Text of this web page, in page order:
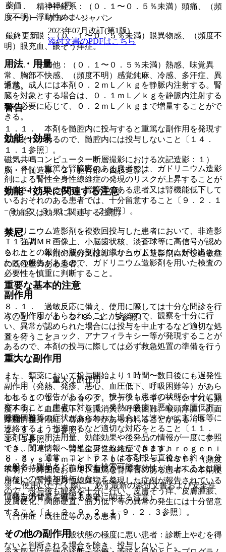
５）． 精神神経系：（０．１〜０．５％未満）頭痛、（頻
度不明）浮動性めまい。
６）． 眼：（０．１〜０．５％未満）眼異物感、（頻度不
明）眼充血、眼そう痒症。
７）． その他：（０．１〜０．５％未満）熱感、味覚異
常、胸部不快感、（頻度不明）感覚鈍麻、冷感、多汗症、異
常感。
警告
１．１． 本剤を髄腔内に投与すると重篤な副作用を発現す
るおそれがあるので、髄腔内には投与しないこと〔１４．
１．１参照〕。
１．２． 重篤な腎障害のある患者では、ガドリニウム造影
剤による腎性全身性線維症の発現のリスクが上昇することが
報告されているので、腎障害のある患者又は腎機能低下して
いるおそれのある患者では、十分留意すること〔９．２．１
−９．２．３、１１．１．２参照〕。
禁忌
２．１． 本剤の成分又はガドリニウム造影剤に対し過敏症
の既往歴のある患者。
重要な基本的注意
８．１． 過敏反応に備え、使用に際しては十分な問診を行
うこと〔９．１．２−９．１．５参照〕。
８．２． ショック、アナフィラキシー等が発現することが
あるので、本剤の投与に際しては必ず救急処置の準備を行う
こと。
また、類薬において投与開始より１時間〜数日後にも遅発性
副作用（発熱、発疹、悪心、血圧低下、呼吸困難等）があら
われるとの報告があるので、投与後も患者の状態を十分に観
察すること。患者に対して、発熱、発疹、悪心、血圧低下、
呼吸困難等の症状があらわれた場合には速やかに主治医等に
連絡するよう指導するなど適切な対応をとること〔１１．
１．１参照〕。
８．３． 通常、コントラストは本剤投与直後から約４５分
後まで持続する。追加投与によって有効性が向上するとは限
らないので追加投与しないこと。
（特定の背景を有する患者に関する注意）
（合併症・既往歴等のある患者）
９．１．１． 一般状態の極度に悪い患者：診断上やむを得
ないと判断される場合を除き、投与しないこと。
薬価
3474円
メーカー
ゲルベ・ジャパン
最終更新
2023年07月改訂(第1版)
添付文書のPDFはこちら
用法・用量
通常、成人には本剤０．２ｍＬ／ｋｇを静脈内注射する。腎
臓を対象とする場合は、０．１ｍＬ／ｋｇを静脈内注射する
が、必要に応じて、０．２ｍＬ／ｋｇまで増量することがで
きる。
効能・効果
磁気共鳴コンピューター断層撮影における次記造影：１）
脳・脊髄造影、２）躯幹部・四肢造影。
効能・効果に関連する注意
（効能又は効果に関連する注意）
ガドリニウム造影剤を複数回投与した患者において、非造影
Ｔ１強調ＭＲ画像上、小脳歯状核、淡蒼球等に高信号が認め
られたとの報告や脳の剖検組織からガドリニウムが検出され
たとの報告があるので、ガドリニウム造影剤を用いた検査の
必要性を慎重に判断すること。
副作用
次の副作用があらわれることがあるので、観察を十分に行
い、異常が認められた場合には投与を中止するなど適切な処
置を行うこと。
重大な副作用
１１．１． 重大な副作用
１１．１．１． ショック、アナフィラキシー（いずれも頻
度不明）：血圧低下、意識消失、呼吸困難、喉頭浮腫、顔面
浮腫、全身潮紅、蕁麻疹等があらわれることがある〔８．
２、９．１．２参照〕。
１１．１．２． 腎性全身性線維症（Ｎｅｐｈｒｏｇｅｎｉ
ｃ Ｓｙｓｔｅｍｉｃ Ｆｉｂｒｏｓｉｓ、ＮＳＦ）（頻度
不明）：外国において、重篤な腎障害のある患者への本剤使
用後に、腎性全身性線維症を発現した症例が報告されている
ので、投与後も観察を十分に行い、皮膚そう痒、皮膚腫脹、
皮膚硬化、関節硬直、筋力低下等の異常の発生には十分留意
すること〔１．２、９．２．１−９．２．３参照〕。
その他の副作用
薬剤情報
薬剤写真、用法用量、効能効果や後発品の情報が一度に参照
でき、関連情報へ簡単にアクセスができます。
一般名、製品名どちらでも検索可能！
※ ご使用いただく際に、必ず最新の添付文書および安全性
情報も併せてご確認下さい。